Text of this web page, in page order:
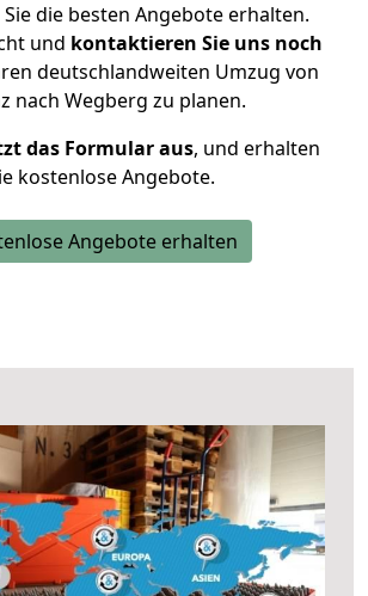
die besten Angebote erhalten.
und kontaktieren Sie uns noch
deutschlandweiten Umzug von
nach Wegberg zu planen.
das Formular aus, und erhalten
kostenlose Angebote.
Angebote erhalten